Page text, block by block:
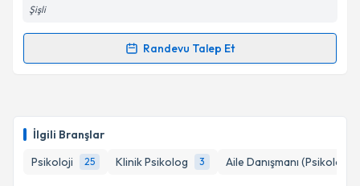
İlgili Branşlar
Psikoloji
25 Klinik Psikolog 3 Aile Danışmanı (Psikolog)
Takvim Talebini Gönder
Şişli
Randevu Talep Et
Randevu Takvimi Talebi
takvim hazırlandığında e-posta ile bilgilendireceğiz.
E-posta Adresiniz